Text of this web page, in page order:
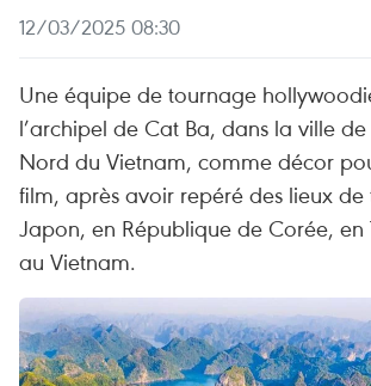
12/03/2025 08:30
Une équipe de tournage
l’archipel de Cat Ba, dans la ville
Nord du Vietnam, comme décor
film, après avoir repéré des lieux
Japon, en République de Corée,
au Vietnam.